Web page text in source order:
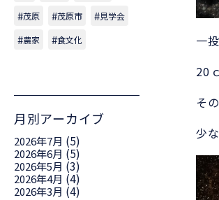
一
20
そ
少
茂原
茂原市
見学会
農家
食文化
月別アーカイブ
2026年7月 (5)
2026年6月 (5)
2026年5月 (3)
2026年4月 (4)
2026年3月 (4)